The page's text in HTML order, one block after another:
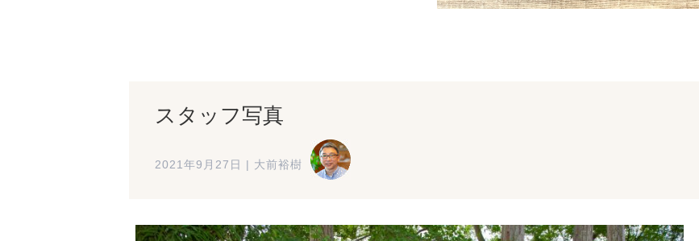
スタッフ写真
2021年9月27日 大前裕樹